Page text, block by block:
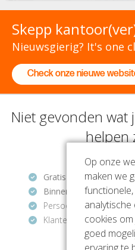
Skepp
Nieuwsgierig? It's one
Check onze nieuwe
Niet gevonden wat
helpen
Gratis en vrijblijvend
Binnen 1 uurantwoord
Persoonlijke hulp
Klantenbeoordeling
Op onze
maken we
functionele,
analytische
cookies
goed
ervaring te